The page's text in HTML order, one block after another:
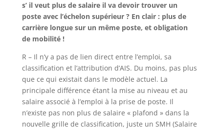
s’ il veut plus de salaire il va devoir trouver un
poste avec l’échelon supérieur ? En clair : plus de
carrière longue sur un même poste, et obligation
de mobilité !
R – Il n’y a pas de lien direct entre l’emploi, sa
classification et l’attribution d’AIS. Du moins, pas plus
que ce qui existait dans le modèle actuel. La
principale différence étant la mise au niveau et au
salaire associé à l’emploi à la prise de poste. Il
n’existe pas non plus de salaire « plafond » dans la
nouvelle grille de classification, juste un SMH (Salaire